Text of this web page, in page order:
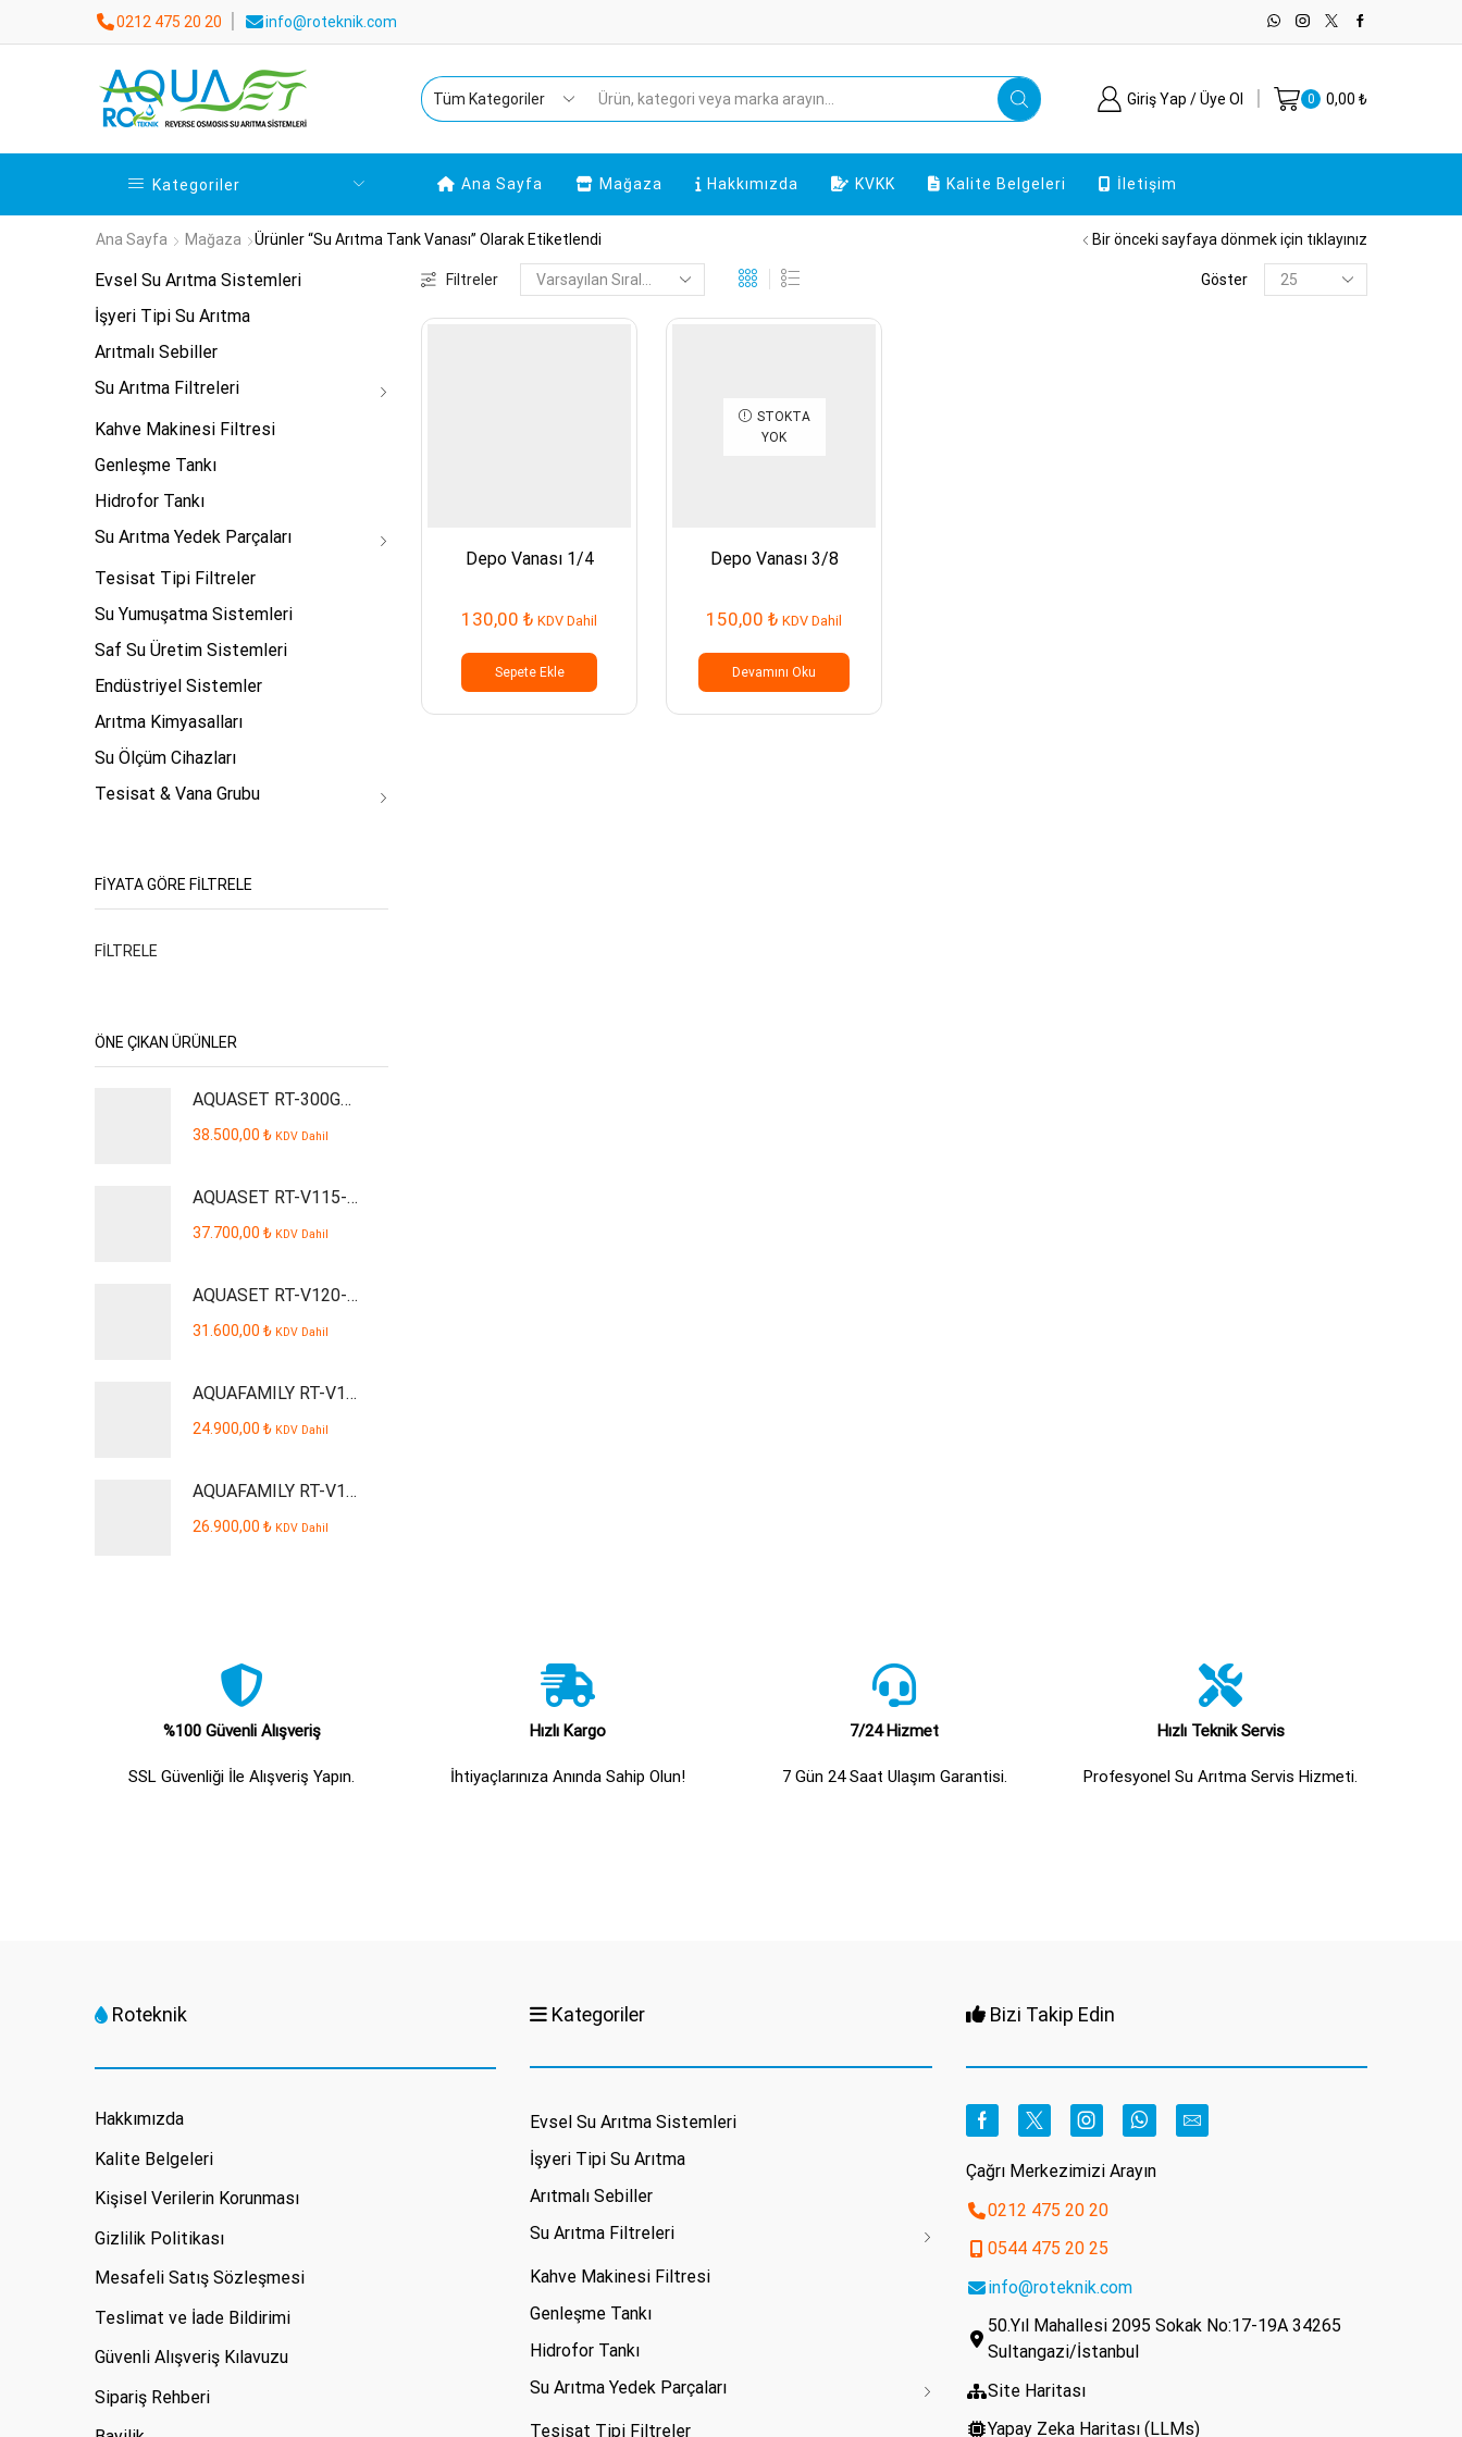
0212 475 20 20 info@roteknik.com
Arama
Giriş Yap / Üye Ol 0 0,00 ₺
Kategoriler Ana Sayfa Mağaza Hakkımızda KVKK Kalite Belgeleri İletişim
Ana Sayfa Mağaza Ürünler “su Arıtma Tank Vanası” Olarak Etiketlendi Bir önceki sayfaya dönmek için tıklayınız
Filtreler Göster
Sayfa
başına
Depo Vanası 1/4
130,00 ₺ KDV Dahil
Sepete Ekle
STOKTA
YOK
Depo Vanası 3/8
150,00 ₺ KDV Dahil
Devamını Oku
Evsel Su Arıtma Sistemleri
İşyeri Tipi Su Arıtma
Arıtmalı Sebiller
Su Arıtma Filtreleri
Kahve Makinesi Filtresi
Genleşme Tankı
Hidrofor Tankı
Su Arıtma Yedek Parçaları
Tesisat Tipi Filtreler
Su Yumuşatma Sistemleri
Saf Su Üretim Sistemleri
Endüstriyel Sistemler
Arıtma Kimyasalları
Su Ölçüm Cihazları
Tesisat & Vana Grubu
FIYATA GÖRE FILTRELE
FILTRELE
ÖNE ÇIKAN ÜRÜNLER
AQUASET RT-300GPD Plus İşyeri Tipi Su Arıtma Cihazı
38.500,00 ₺ KDV Dahil
AQUASET RT-V115-P Smart Dijital Kabinli Pompalı Su Arıtma Cihazı
37.700,00 ₺ KDV Dahil
AQUASET RT-V120-P AQUSTA Smart Dijital Kabinli Pompalı Su Arıtma Cihazı
31.600,00 ₺ KDV Dahil
AQUAFAMILY RT-V109-P Smart Dijital Kabinli Pompalı Su Arıtma Cihazı
24.900,00 ₺ KDV Dahil
AQUAFAMILY RT-V110-P Smart Dijital Kabinli Pompalı Su Arıtma Cihazı
26.900,00 ₺ KDV Dahil
%100 Güvenli Alışveriş
SSL Güvenliği İle Alışveriş Yapın.
Hızlı Kargo
İhtiyaçlarınıza Anında Sahip Olun!
7/24 Hizmet
7 Gün 24 Saat Ulaşım Garantisi.
Hızlı Teknik Servis
Profesyonel Su Arıtma Servis Hizmeti.
Roteknik
Hakkımızda
Kalite Belgeleri
Kişisel Verilerin Korunması
Gizlilik Politikası
Mesafeli Satış Sözleşmesi
Teslimat ve İade Bildirimi
Güvenli Alışveriş Kılavuzu
Sipariş Rehberi
Kategoriler
Evsel Su Arıtma Sistemleri
İşyeri Tipi Su Arıtma
Arıtmalı Sebiller
Su Arıtma Filtreleri
Kahve Makinesi Filtresi
Genleşme Tankı
Hidrofor Tankı
Su Arıtma Yedek Parçaları
Tesisat Tipi Filtreler
Bizi Takip Edin
FacebookTwitterInstagramWhatsapp
Email
Çağrı Merkezimizi Arayın
0212 475 20 20
0544 475 20 25
info@roteknik.com
50.Yıl Mahallesi 2095 Sokak No:17-19A 34265
Sultangazi/İstanbul
Site Haritası
Yapay Zeka Haritası (LLMs)